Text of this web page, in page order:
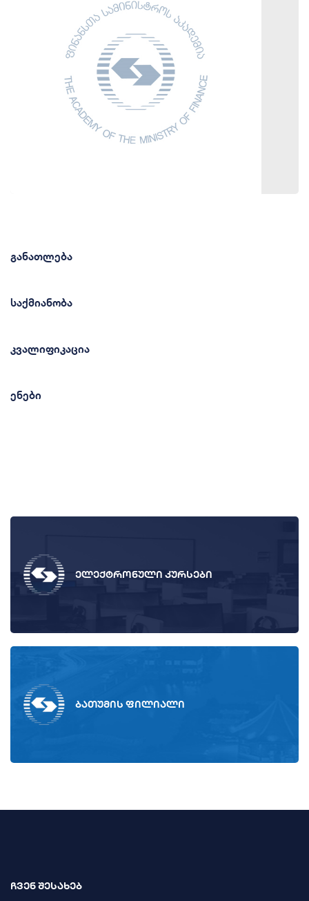
განათლება
საქმიანობა
კვალიფიკაცია
ენები
ელექტრონული კურსები
ბათუმის ფილიალი
ჩვენ შესახებ